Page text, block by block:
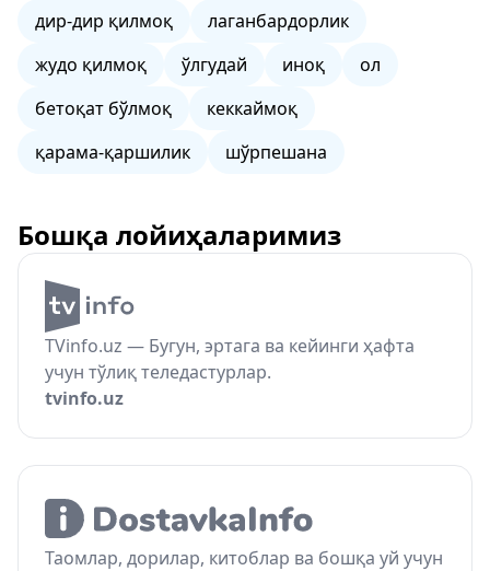
дир-дир қилмоқ
лаганбардорлик
жудо қилмоқ
ўлгудай иноқ
ол
бетоқат бўлмоқ
кеккаймоқ
қарама-қаршилик
шўрпешана
Бошқа лойиҳаларимиз
TVinfo.uz — Бугун, эртага ва кейинги ҳафта
учун тўлиқ теледастурлар.
tvinfo.uz
Таомлар, дорилар, китоблар ва бошқа уй учун